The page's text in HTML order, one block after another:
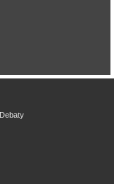
Debaty